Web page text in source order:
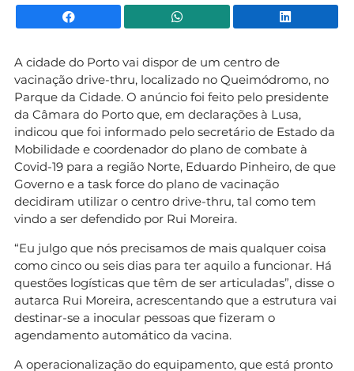
Facebook WhatsApp
A cidade do Porto vai dispor de um centro de
vacinação drive-thru, localizado no Queimódromo, no
Parque da Cidade. O anúncio foi feito pelo presidente
da Câmara do Porto que, em declarações à Lusa,
indicou que foi informado pelo secretário de Estado da
Mobilidade e coordenador do plano de combate à
Covid-19 para a região Norte, Eduardo Pinheiro, de que
Governo e a task force do plano de vacinação
decidiram utilizar o centro drive-thru, tal como tem
vindo a ser defendido por Rui Moreira.
“Eu julgo que nós precisamos de mais qualquer coisa
como cinco ou seis dias para ter aquilo a funcionar. Há
questões logísticas que têm de ser articuladas”, disse o
autarca Rui Moreira, acrescentando que a estrutura vai
destinar-se a inocular pessoas que fizeram o
agendamento automático da vacina.
A operacionalização do equipamento, que está pronto